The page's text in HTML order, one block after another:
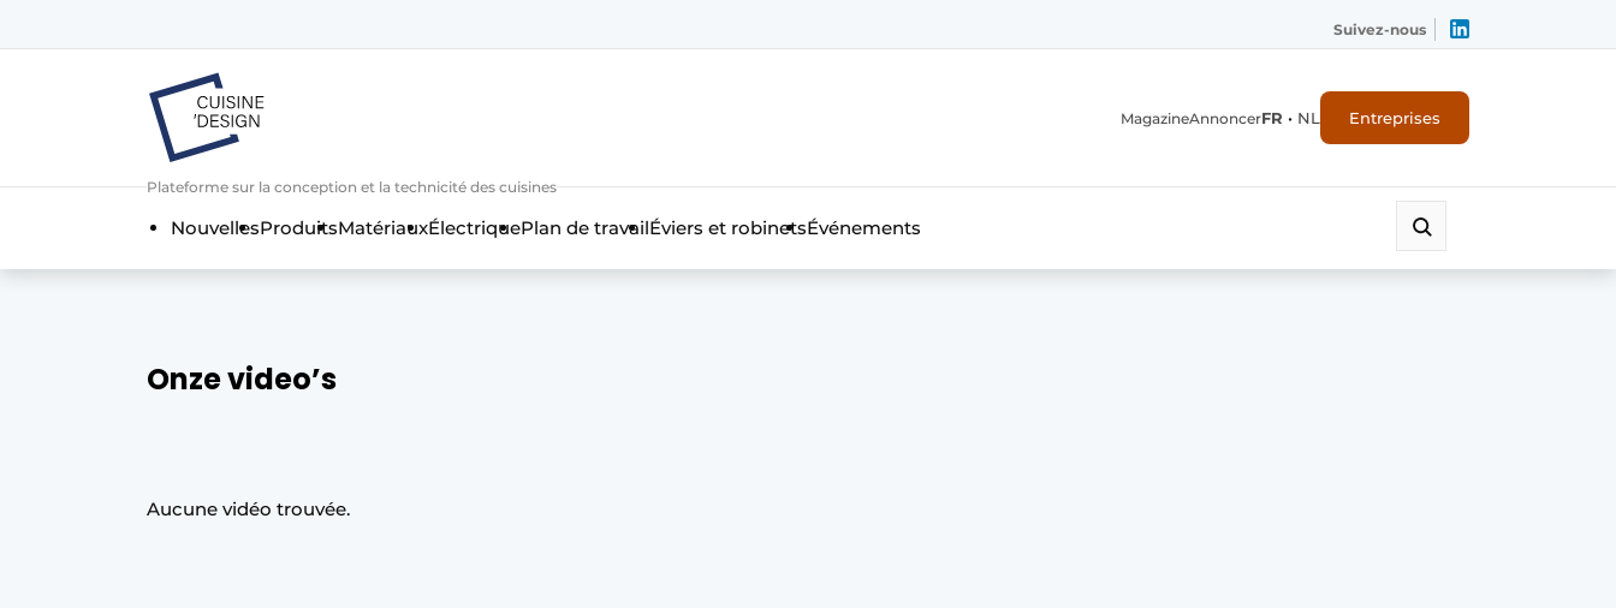
Contact
Contact direct
Enregistrer une offre d’emploi
EntreprisesMerci de votre inscription
S’inscrire
Podcasts
Suivez-nous
Plateforme sur la conception et la technicité des cuisines
MagazineAnnoncerFR • NL Entreprises
NouvellesProduitsMatériauxÉlectriquePlan de travailÉviers et robinetsÉvénements
Onze video’s
Aucune vidéo trouvée.